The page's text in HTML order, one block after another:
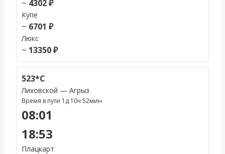
~ 4302 ₽
Купе
~ 6701 ₽
Люкс
~ 13350 ₽
523*С
Лиховской — Агрыз
Время в пути 1д 10ч 52мин
08:01
18:53
Плацкарт